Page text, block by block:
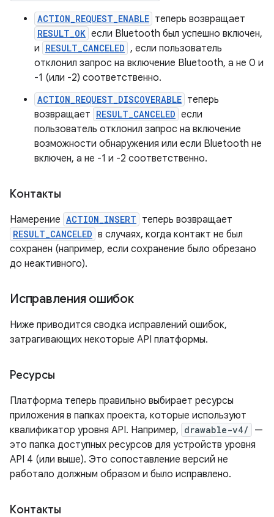
ACTION_REQUEST_ENABLE теперь возвращает
RESULT_OK если Bluetooth был успешно включен,
и RESULT_CANCELED , если пользователь
отклонил запрос на включение Bluetooth, а не 0 и
-1 (или -2) соответственно.
ACTION_REQUEST_DISCOVERABLE теперь
возвращает RESULT_CANCELED если
пользователь отклонил запрос на включение
возможности обнаружения или если Bluetooth не
включен, а не -1 и -2 соответственно.
Контакты
Намерение ACTION_INSERT теперь возвращает
RESULT_CANCELED в случаях, когда контакт не был
сохранен (например, если сохранение было обрезано
до неактивного).
Исправления ошибок
Ниже приводится сводка исправлений ошибок,
затрагивающих некоторые API платформы.
Ресурсы
Платформа теперь правильно выбирает ресурсы
приложения в папках проекта, которые используют
квалификатор уровня API. Например, drawable-v4/
—
это папка доступных ресурсов для устройств уровня
API 4 (или выше). Это сопоставление версий не
работало должным образом и было исправлено.
Контакты